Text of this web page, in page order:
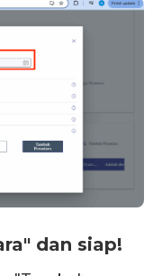
dan siap!